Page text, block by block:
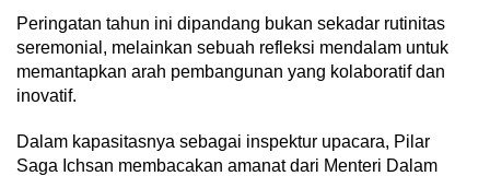
Peringatan tahun ini dipandang bukan sekadar rutinitas
seremonial, melainkan sebuah refleksi mendalam untuk
memantapkan arah pembangunan yang kolaboratif dan
inovatif.
Dalam kapasitasnya sebagai inspektur upacara, Pilar
Saga Ichsan membacakan amanat dari Menteri Dalam